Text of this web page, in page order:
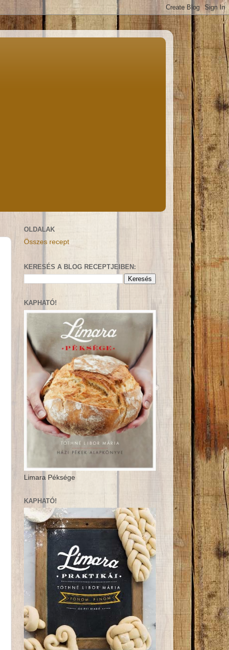
OLDALAK
Összes recept
KERESÉS A BLOG RECEPTJEIBEN:
KAPHATÓ!
Limara Péksége
KAPHATÓ!